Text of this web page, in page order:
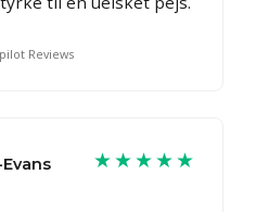
Reviews
★★★★★